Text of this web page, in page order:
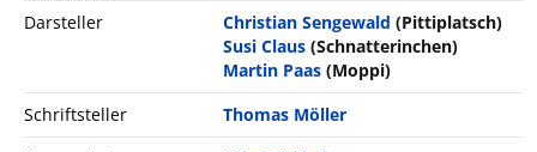
Darsteller
Christian Sengewald (Pittiplatsch)
Susi Claus (Schnatterinchen)
Martin Paas (Moppi)
Schriftsteller
Thomas Möller